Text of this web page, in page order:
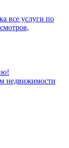
все услуги по
недвижимости